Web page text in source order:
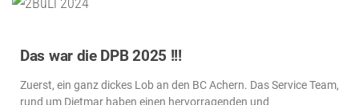
Das war die DPB 2025 !!!
Zuerst, ein ganz dickes Lob an den BC Achern. Das Service Team,
rund um Dietmar haben einen hervorragenden und